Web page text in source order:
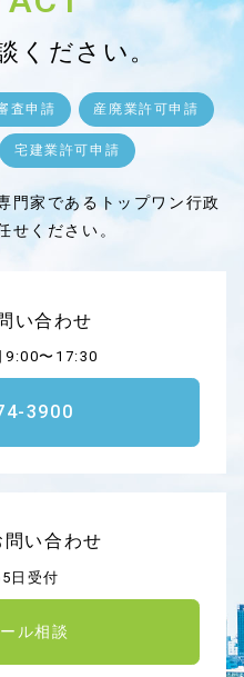
ください。
査申請 産廃業許可申請
宅建業許可申請
門家であるトップワン行政
せください。
い合わせ
9:00〜17:30
3900
い合わせ
日受付
ル相談